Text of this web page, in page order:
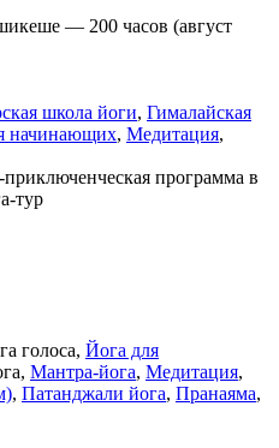
— 200 часов (август
школа йоги, Гималайская
начинающих, Медитация,
программа в
тур
голоса, Йога для
Мантра-йога, Медитация,
, Патанджали йога, Пранаяма,